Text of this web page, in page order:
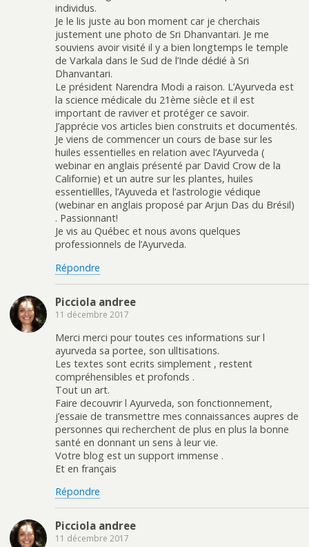
individus.
Je le lis juste au bon moment car je cherchais
justement une photo de Sri Dhanvantari. Je me
souviens avoir visité il y a bien longtemps le temple
de Varkala dans le Sud de l’Inde dédié à Sri
Dhanvantari.
Le président Narendra Modi a raison. L’Ayurveda est
la science médicale du 21ème siècle et il est
important de raviver et protéger ce savoir.
J’apprécie vos articles bien construits et documentés.
Je viens de commencer un cours de base sur les
huiles essentielles en relation avec l’Ayurveda (
webinar en anglais présenté par David Crow de la
Californie) et un autre sur les plantes, huiles
essentiellles, l’Ayuveda et l’astrologie védique
(webinar en anglais proposé par Arjun Das du Brésil)
. Passionnant!
Je vis au Québec et nous avons quelques
professionnels de l’Ayurveda.
Répondre
Picciola andree
11 décembre 2017
Merci merci pour toutes ces informations sur l
ayurveda sa portee, son ulltisations.
Les textes sont ecrits simplement , restent
compréhensibles et profonds .
Tout un art.
Faire decouvrir l Ayurveda, son fonctionnement,
j’essaie de transmettre mes connaissances aupres de
personnes qui recherchent de plus en plus la bonne
santé en donnant un sens à leur vie.
Votre blog est un support immense .
Et en français
Répondre
Picciola andree
11 décembre 2017